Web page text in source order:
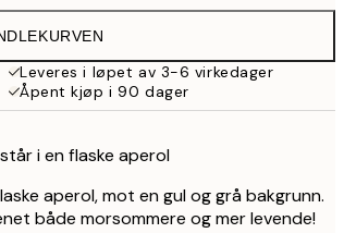
215 kr
359 kr
Leveres i løpet av 3-6 virkedager
Åpent kjøp i 90 dager
i en flaske aperol
aperol, mot en gul og grå bakgrunn.
både morsommere og mer levende!